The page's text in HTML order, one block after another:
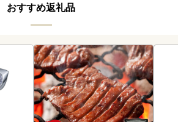
おすすめ返礼品